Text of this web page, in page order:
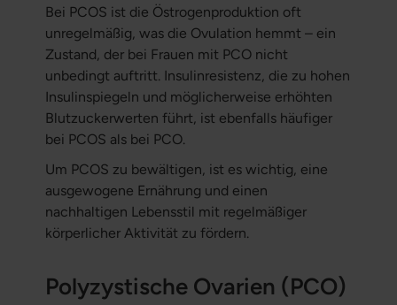
Bei PCOS ist die Östrogenproduktion oft
unregelmäßig, was die Ovulation hemmt – ein
Zustand, der bei Frauen mit PCO nicht
unbedingt auftritt. Insulinresistenz, die zu hohen
Insulinspiegeln und möglicherweise erhöhten
Blutzuckerwerten führt, ist ebenfalls häufiger
bei PCOS als bei PCO.
Um PCOS zu bewältigen, ist es wichtig, eine
ausgewogene Ernährung und einen
nachhaltigen Lebensstil mit regelmäßiger
körperlicher Aktivität zu fördern.
Polyzystische Ovarien (PCO)